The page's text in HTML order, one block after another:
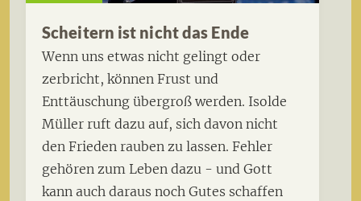
Scheitern ist nicht das Ende
Wenn uns etwas nicht gelingt oder
zerbricht, können Frust und
Enttäuschung übergroß werden. Isolde
Müller ruft dazu auf, sich davon nicht
den Frieden rauben zu lassen. Fehler
gehören zum Leben dazu - und Gott
kann auch daraus noch Gutes schaffen